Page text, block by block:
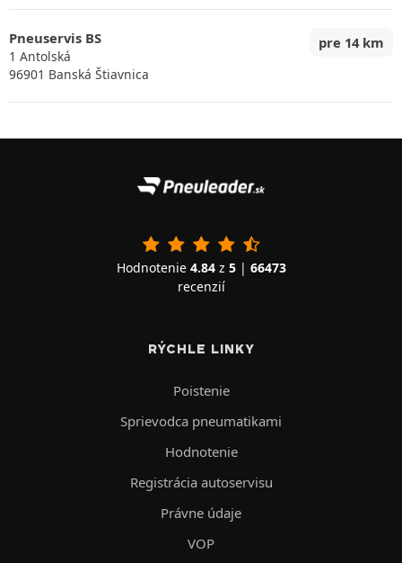
Pneuservis BS
1 Antolská
96901 Banská Štiavnica
pre 14 km
Hodnotenie 4.84z 5| 66473
recenzií
RÝCHLE LINKY
Poistenie
Sprievodca pneumatikami
Hodnotenie
Registrácia autoservisu
Právne údaje
VOP